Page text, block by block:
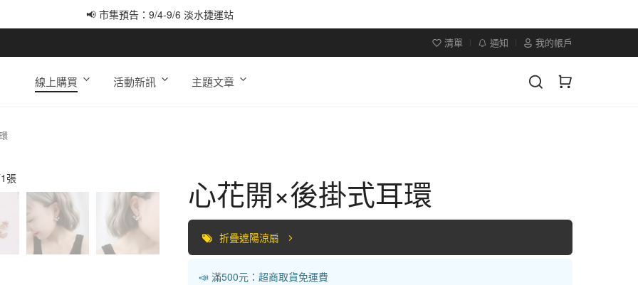
📢 市集預告：9/4-9/6 淡水捷運站
清單 通知 我的帳戶
線上購買 活動新訊 主題文章
心花開×後掛式耳環
折疊遮陽涼扇
📣 滿500元：超商取貨免運費